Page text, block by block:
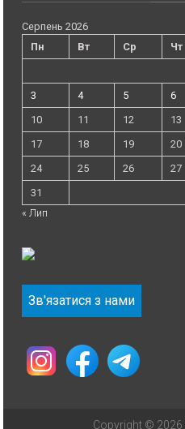
Серпень 2026
Пн
Вт Ср Чт
3
4 5 6
10
11 12 13
17
18 19 20
24
25 26 27
31
« Лип
Зв'язатися з нами
Copyright © 2026